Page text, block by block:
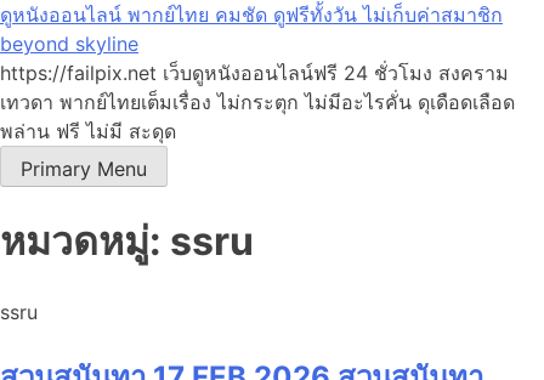
Skip
to
content
ดูหนังออนไลน์ พากย์ไทย คมชัด ดูฟรีทั้งวัน ไม่เก็บค่าสมาชิก
beyond skyline
https://failpix.net เว็บดูหนังออนไลน์ฟรี 24 ชั่วโมง สงคราม
เทวดา พากย์ไทยเต็มเรื่อง ไม่กระตุก ไม่มีอะไรคั่น ดุเดือดเลือด
พล่าน ฟรี ไม่มี สะดุด
Primary Menu
หมวดหมู่: ssru
ssru